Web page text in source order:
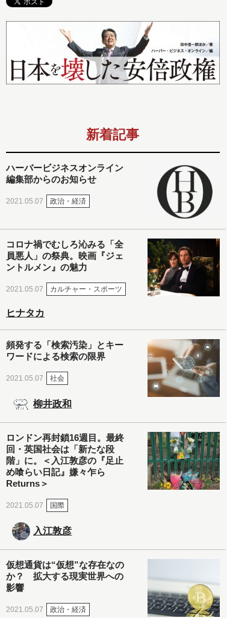
新着記事
ハーバービジネスオンライン
編集部からのお知らせ
2021.05.07 政治・経済
コロナ禍でむしろ沁みる「全
員悪人」の祭典。映画『ジェ
ントルメン』の魅力
2021.05.07 カルチャー・スポーツ
ヒナタカ
頻発する「検索汚染」とキー
ワードによる検索の限界
2021.05.07 社会
柳井政和
ロンドン再封鎖16週目。最終
回・英国社会は「新たな段
階」に。＜入江敦彦の『足止
め喰らい日記』嫌々乍ら
Returns＞
2021.05.07 国際
入江敦彦
仮想通貨は“仮想”な存在なの
か？ 拡大する現実世界への
影響
2021.05.07 政治・経済